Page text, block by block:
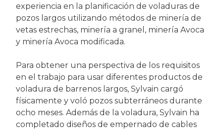
experiencia en la planificación de voladuras de
pozos largos utilizando métodos de minería de
vetas estrechas, minería a granel, minería Avoca
y minería Avoca modificada.
Para obtener una perspectiva de los requisitos
en el trabajo para usar diferentes productos de
voladura de barrenos largos, Sylvain cargó
físicamente y voló pozos subterráneos durante
ocho meses. Además de la voladura, Sylvain ha
completado diseños de empernado de cables